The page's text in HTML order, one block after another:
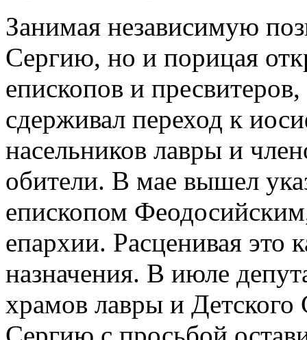
Занимая независимую
Сергию, но и порицая
епископов и
сдерживал переход к
насельников лавры и
обители. В мае вышел
епископом
епархии. Расценивая это
назначения. В июле
храмов лавры и Детского